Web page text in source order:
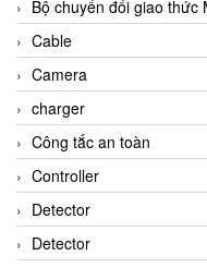
Bộ chuyển đổi giao thức
Cable
Camera
charger
Công tắc an toàn
Controller
Detector
Detector